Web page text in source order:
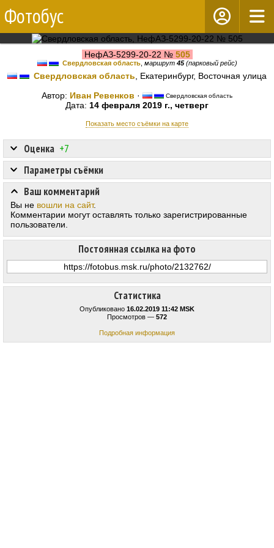
Фотобус
НефАЗ-5299-20-22 № 505
Свердловская область, маршрут 45(парковый рейс)
Свердловская область , Екатеринбург, Восточная улица
Автор: Иван Ревенков · Свердловская область
Дата: 14 февраля 2019 г., четверг
Показать место съёмки на карте
Статистика
Опубликовано 16.02.2019 11:42 MSK
Просмотров — 572
Подробная информация
Оценка +7
Постоянная ссылка на фото
Параметры съёмки
Ваш комментарий
Вы не вошли на сайт.
Комментарии могут оставлять только зарегистрированные
пользователи.